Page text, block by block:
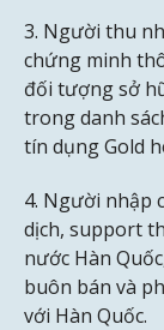
3. Người thu
chứng minh
đối tượng sở
trong danh
tín dụng Gold
4. Người nhập
dịch, support
nước Hàn
buôn bán và
với Hàn Quốc.